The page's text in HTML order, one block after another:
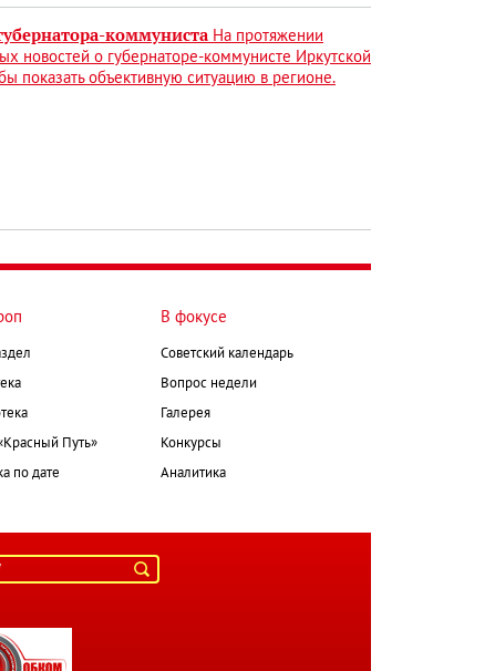
коммуниста На протяжении
новостей о губернаторе-коммунисте Иркутской
показать объективную ситуацию в регионе.
«Красный Путь»
по дате
В фокусе
Советский календарь
Вопрос недели
Галерея
Конкурсы
Аналитика